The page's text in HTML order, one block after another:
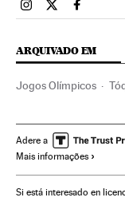
Esportes El País
Esportes El
ARQUIVADO EM
Jogos Olímpicos
Salto em altura
Adere a
Mais informações
Si está interesado en